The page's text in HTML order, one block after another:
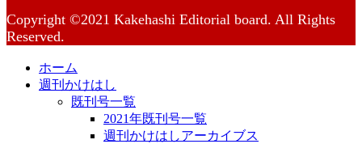
Copyright ©2021 Kakehashi Editorial board. All Rights
Reserved.
ホーム
週刊かけはし
既刊号一覧
2021年既刊号一覧
週刊かけはしアーカイブス